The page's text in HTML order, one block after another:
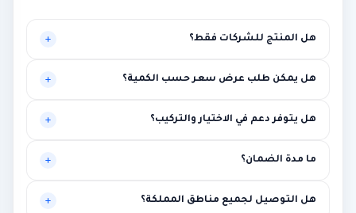
هل المنتج للشركات فقط؟
مستوى أعلى من الاستقرار.
هل يمكن طلب عرض سعر حسب الكمية؟
هل يتوفر دعم في الاختيار والتركيب؟
ما مدة الضمان؟
هل التوصيل لجميع مناطق المملكة؟